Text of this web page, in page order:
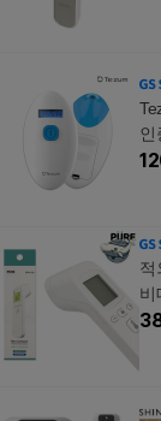
인
적
비